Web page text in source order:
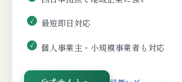
最短即日対応
個人事業主・小規模事業者も対応